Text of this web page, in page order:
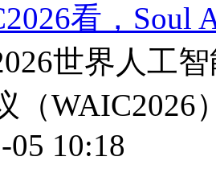
看，Soul
世界人工
（WAIC2026
05 10:18